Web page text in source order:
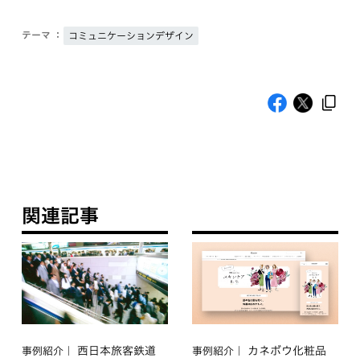
テーマ ： コミュニケーションデザイン
関連記事
事例紹介
西日本旅客鉄道
事例紹介 カネボウ化粧品